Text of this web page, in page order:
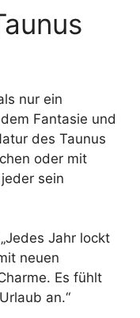
nur ein
Fantasie und
des Taunus
oder mit
sein
Jahr lockt
neuen
Es fühlt
an.“